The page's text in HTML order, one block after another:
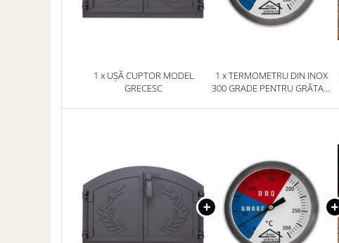
COȘURI DE FUM
Coșuri de fum din otel
PRODUSE PENTRU GRĂDINARIT
Irigații pentru grădină
Unelte pentru grădinărit
1 x UȘĂ CUPTOR MODEL
GRECESC
1 x TERMOMETRU DIN INOX
300 GRADE PENTRU GRĂTAR/